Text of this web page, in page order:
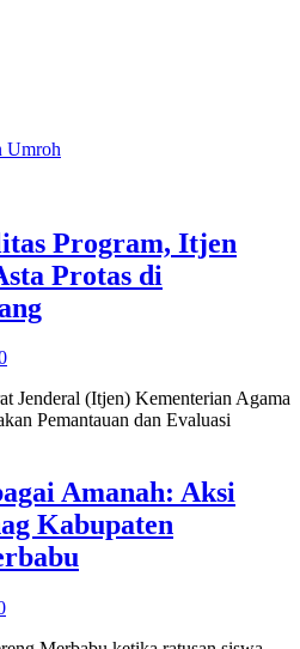
Umroh
Program, Itjen
Protas di
Jenderal (Itjen) Kementerian Agama
Pemantauan dan Evaluasi
Amanah: Aksi
Kabupaten